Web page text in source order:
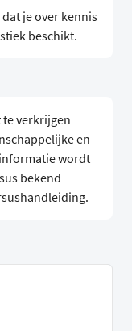
je over kennis
beschikt.
te verkrijgen
en
wordt
bekend